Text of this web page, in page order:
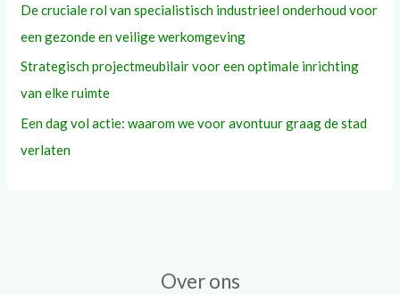
De cruciale rol van specialistisch industrieel onderhoud voor
een gezonde en veilige werkomgeving
Strategisch projectmeubilair voor een optimale inrichting
van elke ruimte
Een dag vol actie: waarom we voor avontuur graag de stad
verlaten
Over ons